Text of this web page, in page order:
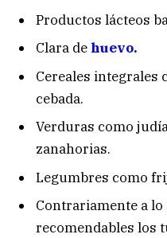
Productos lácteos
Clara de huevo.
Cereales integrales
cebada.
Verduras como
zanahorias.
Legumbres como
Contrariamente a lo
recomendables los